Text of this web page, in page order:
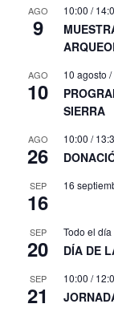
AGO
9
10:00 /
AGO
10
10 agosto /
SIERRA
AGO
26
10:00 /
SEP
16
16
SEP
20
Todo el día
DÍA DE
SEP
21
10:00 /